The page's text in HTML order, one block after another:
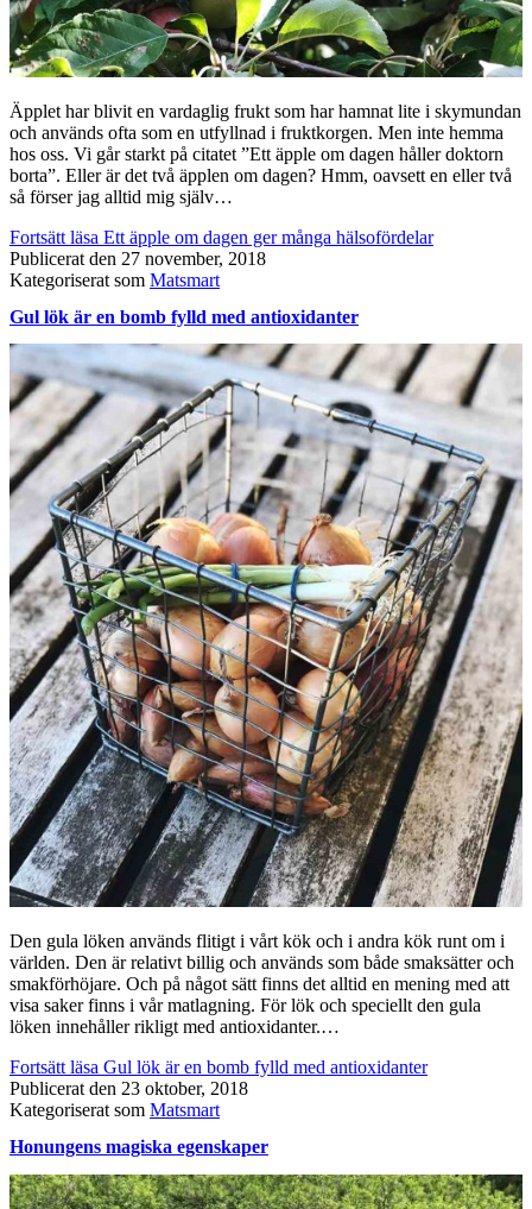
Äpplet har blivit en vardaglig frukt som har hamnat lite i skymundan
och används ofta som en utfyllnad i fruktkorgen. Men inte hemma
hos oss. Vi går starkt på citatet ”Ett äpple om dagen håller doktorn
borta”. Eller är det två äpplen om dagen? Hmm, oavsett en eller två
så förser jag alltid mig själv…
Fortsätt läsa Ett äpple om dagen ger många hälsofördelar
Publicerat den 27 november, 2018
Kategoriserat som Matsmart
Gul lök är en bomb fylld med antioxidanter
Den gula löken används flitigt i vårt kök och i andra kök runt om i
världen. Den är relativt billig och används som både smaksätter och
smakförhöjare. Och på något sätt finns det alltid en mening med att
visa saker finns i vår matlagning. För lök och speciellt den gula
löken innehåller rikligt med antioxidanter.…
Fortsätt läsa Gul lök är en bomb fylld med antioxidanter
Publicerat den 23 oktober, 2018
Kategoriserat som Matsmart
Honungens magiska egenskaper